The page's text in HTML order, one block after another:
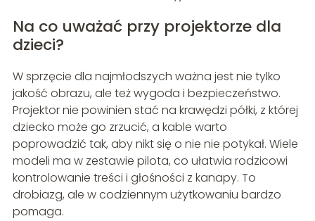
Na co uważać przy projektorze dla
dzieci?
W sprzęcie dla najmłodszych ważna jest nie tylko
jakość obrazu, ale też wygoda i bezpieczeństwo.
Projektor nie powinien stać na krawędzi półki, z której
dziecko może go zrzucić, a kable warto
poprowadzić tak, aby nikt się o nie nie potykał. Wiele
modeli ma w zestawie pilota, co ułatwia rodzicowi
kontrolowanie treści i głośności z kanapy. To
drobiazg, ale w codziennym użytkowaniu bardzo
pomaga.